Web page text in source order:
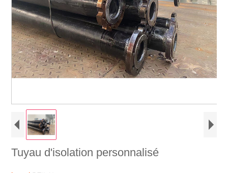
Tuyau d'isolation personnalisé